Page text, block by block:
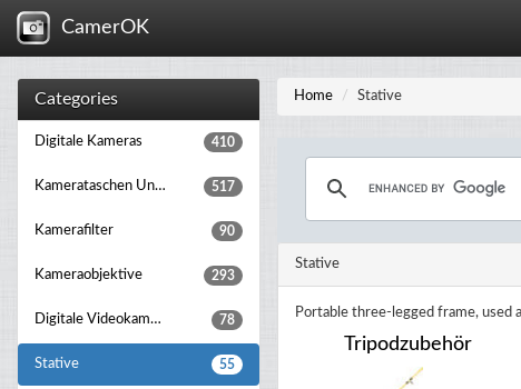
CamerOK
Home Stative
Stative
Portable three-legged frame, used
Tripodzubehör
Categories
Digitale Kameras 410
Kamerataschen Und Rucksäcke 517
Kamerafilter 90
Kameraobjektive 293
Digitale Videokameras 78
Stative 55